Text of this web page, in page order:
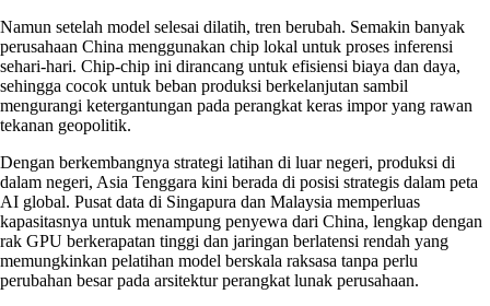
Namun setelah model selesai dilatih, tren berubah. Semakin banyak
perusahaan China menggunakan chip lokal untuk proses inferensi
sehari-hari. Chip-chip ini dirancang untuk efisiensi biaya dan daya,
sehingga cocok untuk beban produksi berkelanjutan sambil
mengurangi ketergantungan pada perangkat keras impor yang rawan
tekanan geopolitik.
Dengan berkembangnya strategi latihan di luar negeri, produksi di
dalam negeri, Asia Tenggara kini berada di posisi strategis dalam peta
AI global. Pusat data di Singapura dan Malaysia memperluas
kapasitasnya untuk menampung penyewa dari China, lengkap dengan
rak GPU berkerapatan tinggi dan jaringan berlatensi rendah yang
memungkinkan pelatihan model berskala raksasa tanpa perlu
perubahan besar pada arsitektur perangkat lunak perusahaan.